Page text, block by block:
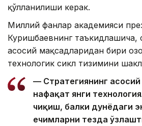
қўлланилиши керак.
Миллий фанлар академияси
Куришбаевнинг таъкидлашича,
асосий мақсадларидан бири
технологик сикл тизимини
— Стратегиянинг
нафақат янги
чиқиш, балки дунёдаги
ечимларни тезда